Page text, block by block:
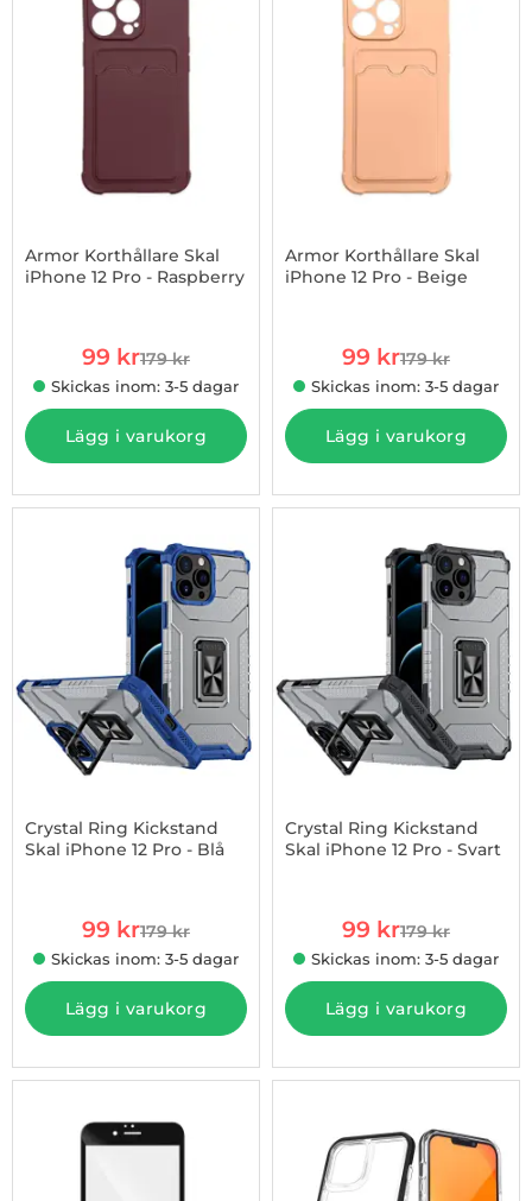
Armor Korthållare Skal
iPhone 12 Pro - Raspberry
rea pris
99 krtidigare pris
179 kr
Skickas inom: 3-5 dagar
Lägg i varukorg
Armor Korthållare Skal
iPhone 12 Pro - Beige
rea pris
99 krtidigare pris
179 kr
Skickas inom: 3-5 dagar
Lägg i varukorg
Crystal Ring Kickstand
Skal iPhone 12 Pro - Blå
rea pris
99 krtidigare pris
179 kr
Skickas inom: 3-5 dagar
Lägg i varukorg
Crystal Ring Kickstand
Skal iPhone 12 Pro - Svart
rea pris
99 krtidigare pris
179 kr
Skickas inom: 3-5 dagar
Lägg i varukorg